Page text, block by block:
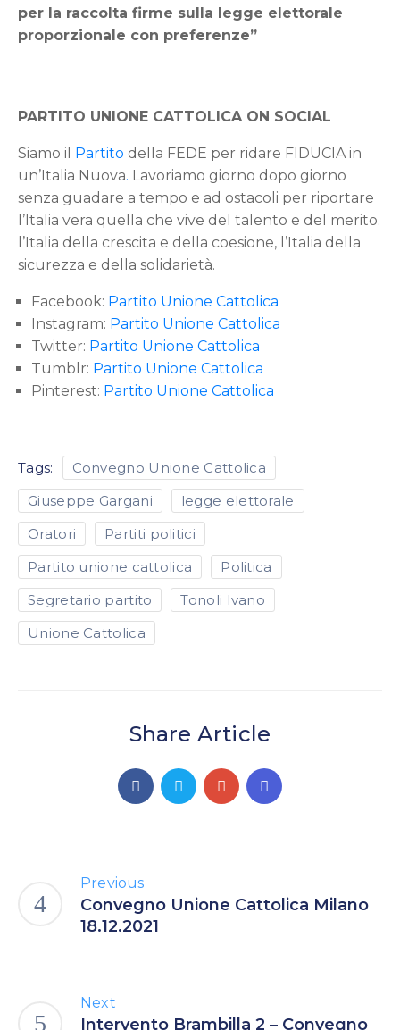
per la raccolta firme sulla legge elettorale
proporzionale con preferenze”
PARTITO UNIONE CATTOLICA ON SOCIAL
Siamo il Partito della FEDE per ridare FIDUCIA in
un’Italia Nuova. Lavoriamo giorno dopo giorno
senza guadare a tempo e ad ostacoli per riportare
l’Italia vera quella che vive del talento e del merito.
l’Italia della crescita e della coesione, l’Italia della
sicurezza e della solidarietà.
Facebook: Partito Unione Cattolica
Instagram: Partito Unione Cattolica
Twitter: Partito Unione Cattolica
Tumblr: Partito Unione Cattolica
Pinterest: Partito Unione Cattolica
Tags:
Convegno Unione Cattolica
Giuseppe Gargani
legge elettorale
Oratori
Partiti politici
Partito unione cattolica
Politica
Segretario partito
Tonoli Ivano
Unione Cattolica
Share Article
Previous
Convegno Unione Cattolica Milano
18.12.2021
Next
Intervento Brambilla 2 – Convegno